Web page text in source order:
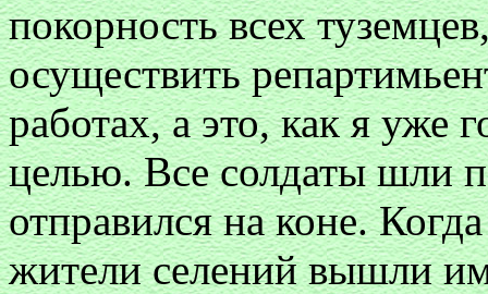
покорность всех
осуществить
работах, а это, как я уже
целью. Все солдаты шли
отправился на коне.
жители селений вышли